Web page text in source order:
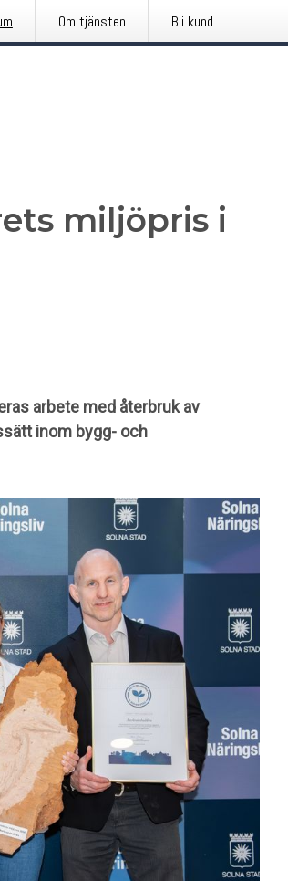
Om tjänsten Bli kund
miljöpris i
arbete med återbruk av
inom bygg- och